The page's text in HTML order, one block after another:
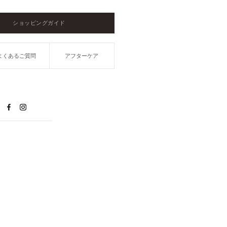
ショッピングガイド
くあるご質問 アフターケア